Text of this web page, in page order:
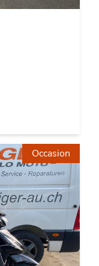
Occasion